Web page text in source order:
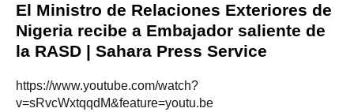
El Ministro de Relaciones Exteriores de
Nigeria recibe a Embajador saliente de
la RASD | Sahara Press Service
https://www.youtube.com/watch?
v=sRvcWxtqqdM&feature=youtu.be